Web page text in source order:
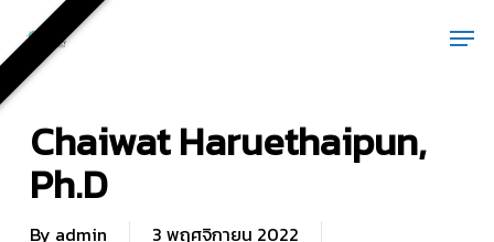
main
content
Chaiwat Haruethaipun,
Ph.D
By admin 3 พฤศจิกายน 2022